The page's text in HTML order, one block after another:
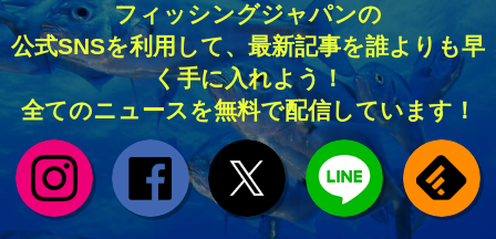
フィッシングジャパンの
公式SNSを利用して、最新記事を誰よりも早
く手に入れよう！
全てのニュースを無料で配信しています！